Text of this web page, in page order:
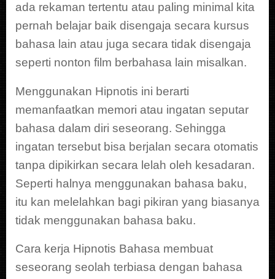
ada rekaman tertentu atau paling minimal kita
pernah belajar baik disengaja secara kursus
bahasa lain atau juga secara tidak disengaja
seperti nonton film berbahasa lain misalkan.
Menggunakan Hipnotis ini berarti
memanfaatkan memori atau ingatan seputar
bahasa dalam diri seseorang. Sehingga
ingatan tersebut bisa berjalan secara otomatis
tanpa dipikirkan secara lelah oleh kesadaran.
Seperti halnya menggunakan bahasa baku,
itu kan melelahkan bagi pikiran yang biasanya
tidak menggunakan bahasa baku.
Cara kerja Hipnotis Bahasa membuat
seseorang seolah terbiasa dengan bahasa